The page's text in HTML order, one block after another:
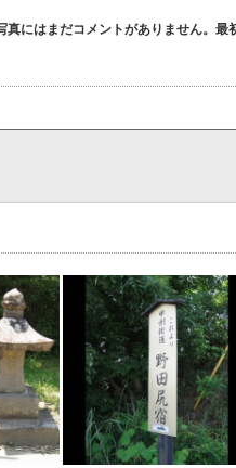
真にはまだコメントがありません。最